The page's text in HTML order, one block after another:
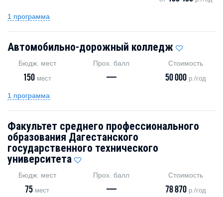
1 программа
Автомобильно-дорожный колледж
Бюдж. мест
150 мест
Прох. балл
—
Стоимость
50 000 р./год
1 программа
Факультет среднего профессионального
образования Дагестанского
государственного технического
университета
Бюдж. мест
75 мест
Прох. балл
—
Стоимость
78 870 р./год